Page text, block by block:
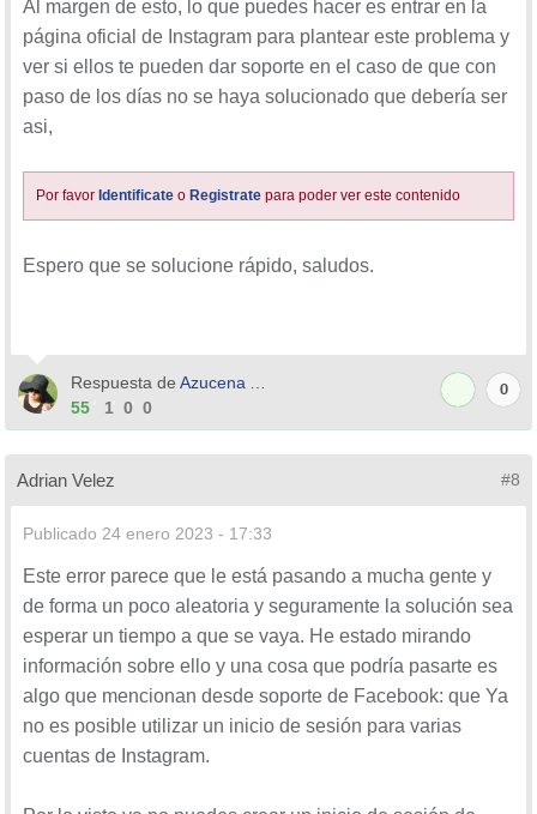
Al margen de esto, lo que puedes hacer es entrar en la
página oficial de Instagram para plantear este problema y
ver si ellos te pueden dar soporte en el caso de que con
paso de los días no se haya solucionado que debería ser
asi,
Por favor Identificate o Registrate para poder ver este contenido
Espero que se solucione rápido, saludos.
Respuesta de Azucena Aura
55
1 0 0
0
Adrian Velez #8
Publicado 24 enero 2023 - 17:33
Este error parece que le está pasando a mucha gente y
de forma un poco aleatoria y seguramente la solución sea
esperar un tiempo a que se vaya. He estado mirando
información sobre ello y una cosa que podría pasarte es
algo que mencionan desde soporte de Facebook: que Ya
no es posible utilizar un inicio de sesión para varias
cuentas de Instagram.